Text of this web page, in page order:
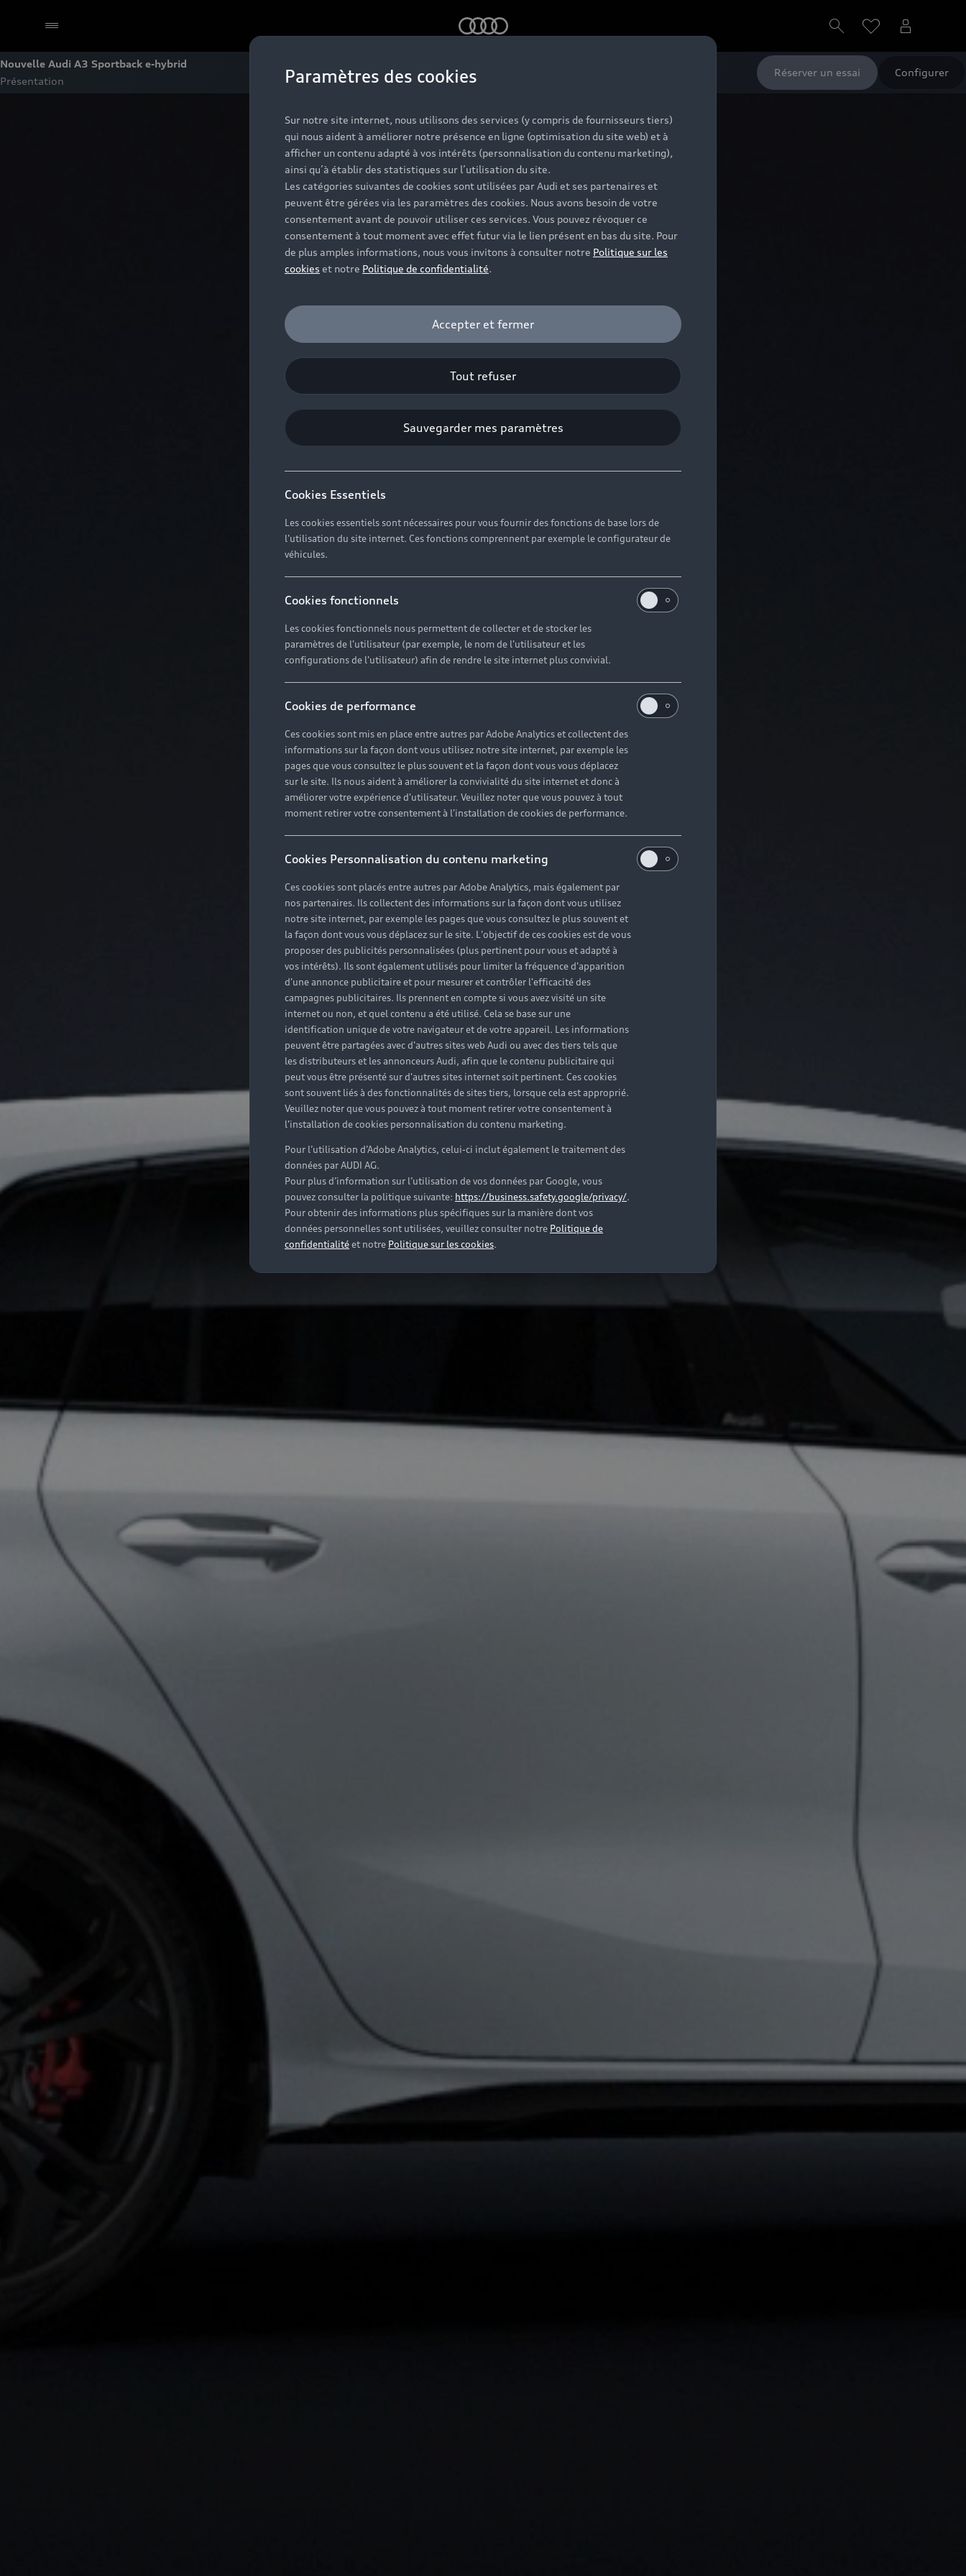
Nouvelle Audi A3 Sportback e-hybrid
Présentation
Réserver un essai Configurer
Paramètres des cookies
Sur notre site internet, nous utilisons des services (y compris de fournisseurs tiers)
qui nous aident à améliorer notre présence en ligne (optimisation du site web) et à
afficher un contenu adapté à vos intérêts (personnalisation du contenu marketing),
ainsi qu’à établir des statistiques sur l’utilisation du site.
Les catégories suivantes de cookies sont utilisées par Audi et ses partenaires et
peuvent être gérées via les paramètres des cookies. Nous avons besoin de votre
consentement avant de pouvoir utiliser ces services. Vous pouvez révoquer ce
consentement à tout moment avec effet futur via le lien présent en bas du site. Pour
de plus amples informations, nous vous invitons à consulter notre Politique sur les
cookies et notre Politique de confidentialité.
Accepter et fermer
Tout refuser
Sauvegarder mes paramètres
Cookies Essentiels
Les cookies essentiels sont nécessaires pour vous fournir des fonctions de base lors de
l'utilisation du site internet. Ces fonctions comprennent par exemple le configurateur de
véhicules.
Cookies fonctionnels
Les cookies fonctionnels nous permettent de collecter et de stocker les
paramètres de l'utilisateur (par exemple, le nom de l'utilisateur et les
configurations de l'utilisateur) afin de rendre le site internet plus convivial.
Cookies de performance
Ces cookies sont mis en place entre autres par Adobe Analytics et collectent des
informations sur la façon dont vous utilisez notre site internet, par exemple les
pages que vous consultez le plus souvent et la façon dont vous vous déplacez
sur le site. Ils nous aident à améliorer la convivialité du site internet et donc à
améliorer votre expérience d'utilisateur. Veuillez noter que vous pouvez à tout
moment retirer votre consentement à l'installation de cookies de performance.
Cookies Personnalisation du contenu marketing
Ces cookies sont placés entre autres par Adobe Analytics, mais également par
nos partenaires. Ils collectent des informations sur la façon dont vous utilisez
notre site internet, par exemple les pages que vous consultez le plus souvent et
la façon dont vous vous déplacez sur le site. L'objectif de ces cookies est de vous
proposer des publicités personnalisées (plus pertinent pour vous et adapté à
vos intérêts). Ils sont également utilisés pour limiter la fréquence d'apparition
d'une annonce publicitaire et pour mesurer et contrôler l'efficacité des
campagnes publicitaires. Ils prennent en compte si vous avez visité un site
internet ou non, et quel contenu a été utilisé. Cela se base sur une
identification unique de votre navigateur et de votre appareil. Les informations
peuvent être partagées avec d'autres sites web Audi ou avec des tiers tels que
les distributeurs et les annonceurs Audi, afin que le contenu publicitaire qui
peut vous être présenté sur d'autres sites internet soit pertinent. Ces cookies
sont souvent liés à des fonctionnalités de sites tiers, lorsque cela est approprié.
Veuillez noter que vous pouvez à tout moment retirer votre consentement à
l'installation de cookies personnalisation du contenu marketing.
Pour l’utilisation d’Adobe Analytics, celui-ci inclut également le traitement des
données par AUDI AG.
Pour plus d’information sur l’utilisation de vos données par Google, vous
pouvez consulter la politique suivante: https://business.safety.google/privacy/.
Pour obtenir des informations plus spécifiques sur la manière dont vos
données personnelles sont utilisées, veuillez consulter notre Politique de
confidentialitéet notre Politique sur les cookies.